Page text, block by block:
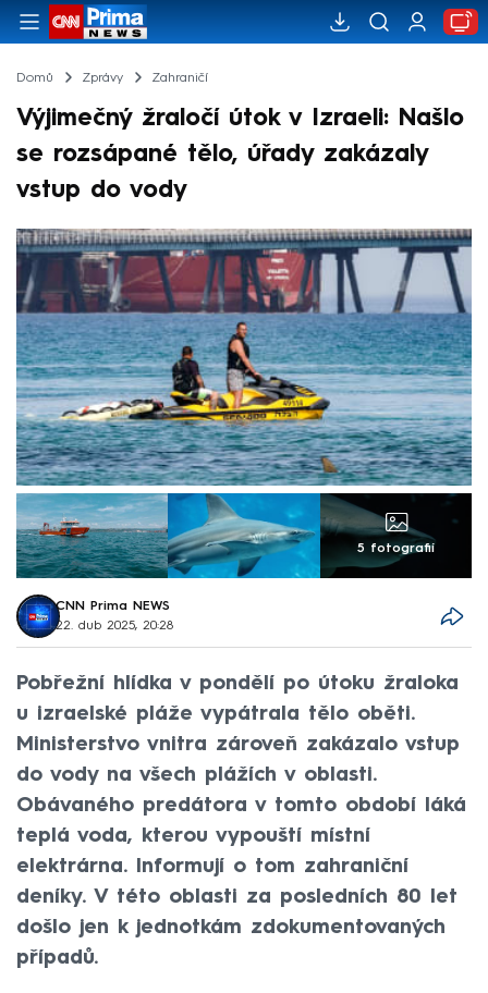
Domů Zprávy Zahraničí
Výjimečný žraločí útok v Izraeli: Našlo
se rozsápané tělo, úřady zakázaly
vstup do vody
5 fotografií
CNN Prima NEWS
22. dub 2025, 20:28
Pobřežní hlídka v pondělí po útoku žraloka
u izraelské pláže vypátrala tělo oběti.
Ministerstvo vnitra zároveň zakázalo vstup
do vody na všech plážích v oblasti.
Obávaného predátora v tomto období láká
teplá voda, kterou vypouští místní
elektrárna. Informují o tom zahraniční
deníky. V této oblasti za posledních 80 let
došlo jen k jednotkám zdokumentovaných
případů.